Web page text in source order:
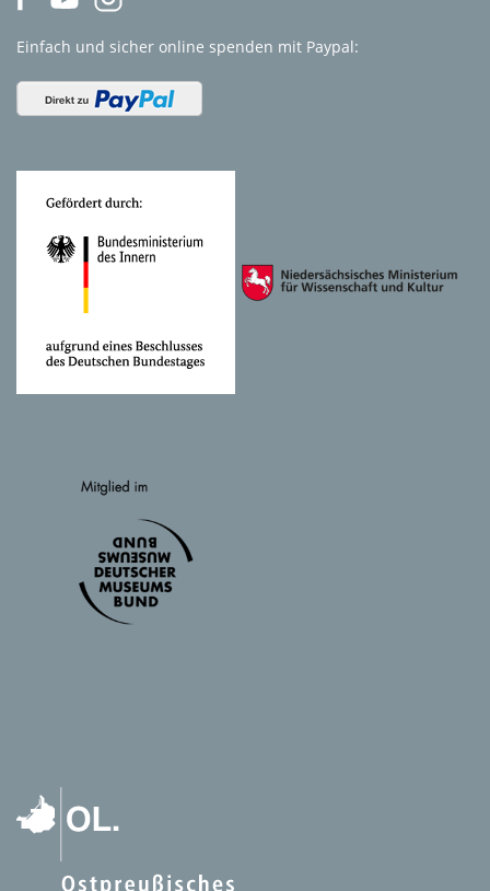
Einfach und sicher online spenden mit Paypal: